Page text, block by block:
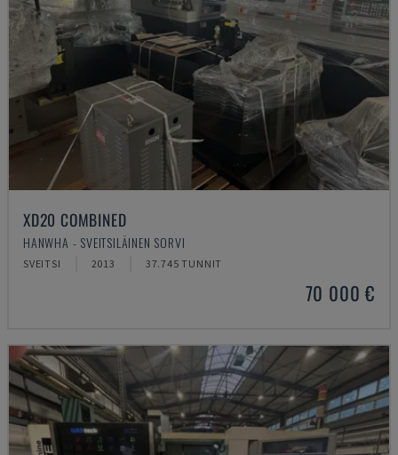
XD20 COMBINED
HANWHA - SVEITSILÄINEN SORVI
SVEITSI 2013 37.745 TUNNIT
70 000 €